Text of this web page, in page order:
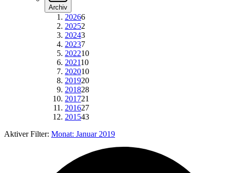
Archiv
20266
20252
20243
20237
202210
202110
202010
201920
201828
201721
201627
201543
Aktiver Filter: Monat: Januar 2019